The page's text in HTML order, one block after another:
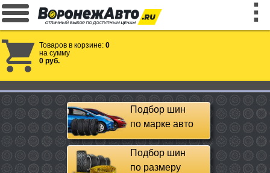
Товаров в корзине: 0
на сумму
0 руб.
Подбор шин
по марке авто
Подбор шин
по размеру